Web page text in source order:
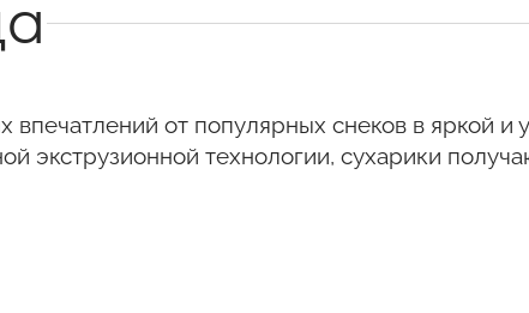
от популярных снеков в яркой и
экструзионной технологии, сухарики